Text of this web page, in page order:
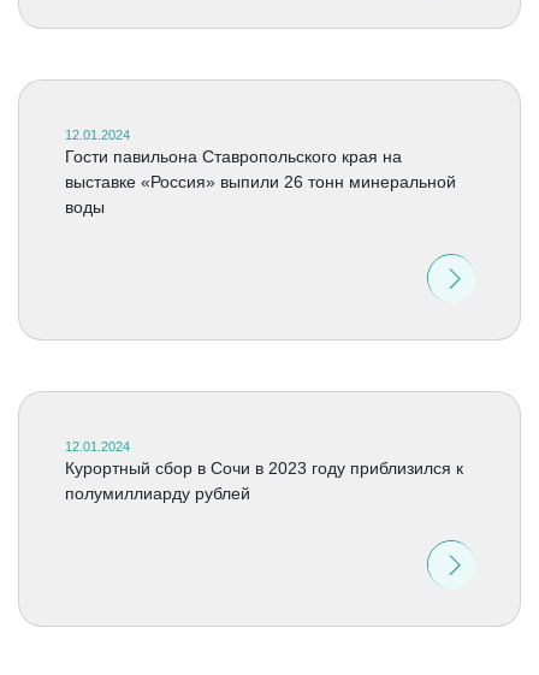
12.01.2024
Гости павильона Ставропольского края на
выставке «Россия» выпили 26 тонн минеральной
воды
12.01.2024
Курортный сбор в Сочи в 2023 году приблизился к
полумиллиарду рублей